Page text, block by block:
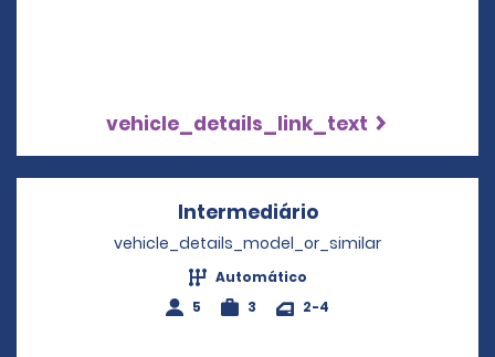
vehicle_details_link_text
IntermediárioOpens in a new
vehicle_details_model_or_similar
Automático
5
3 2-4